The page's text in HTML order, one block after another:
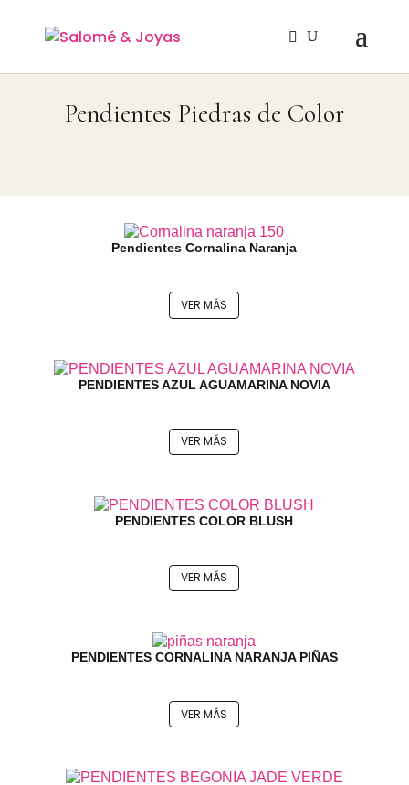
Pendientes Piedras de Color
Pendientes Cornalina Naranja
VER MÁS
PENDIENTES AZUL AGUAMARINA NOVIA
VER MÁS
PENDIENTES COLOR BLUSH
VER MÁS
PENDIENTES CORNALINA NARANJA PIÑAS
VER MÁS